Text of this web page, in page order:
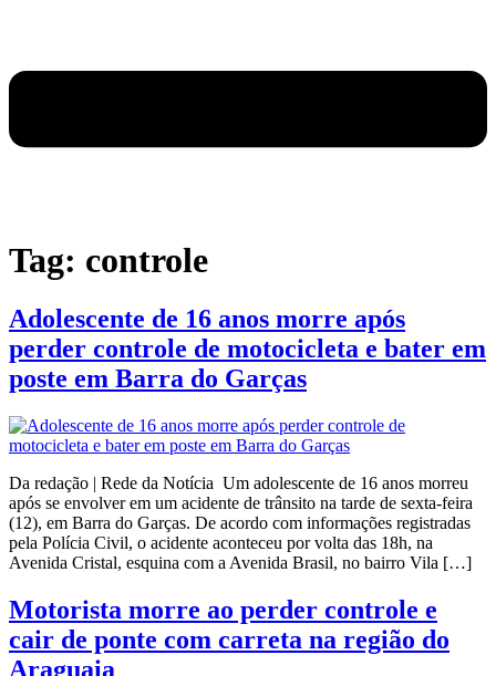
Tag: controle
Adolescente de 16 anos morre após
perder controle de motocicleta e bater em
poste em Barra do Garças
Da redação | Rede da Notícia Um adolescente de 16 anos morreu
após se envolver em um acidente de trânsito na tarde de sexta-feira
(12), em Barra do Garças. De acordo com informações registradas
pela Polícia Civil, o acidente aconteceu por volta das 18h, na
Avenida Cristal, esquina com a Avenida Brasil, no bairro Vila […]
Motorista morre ao perder controle e
cair de ponte com carreta na região do
Araguaia